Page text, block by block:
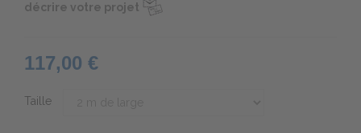
décrire votre projet
117,00 €
Taille